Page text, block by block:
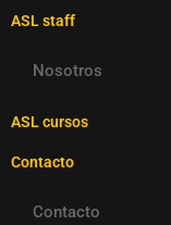
ASL staff
Nosotros
ASL cursos
Contacto
Contacto